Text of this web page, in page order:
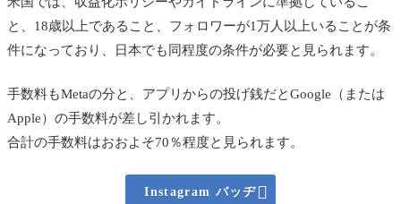
と、18歳以上であること、フォロワーが1万人以上いることが条
件になっており、日本でも同程度の条件が必要と見られます。
手数料もMetaの分と、アプリからの投げ銭だとGoogle（または
Apple）の手数料が差し引かれます。
合計の手数料はおおよそ70％程度と見られます。
Instagram バッヂ 